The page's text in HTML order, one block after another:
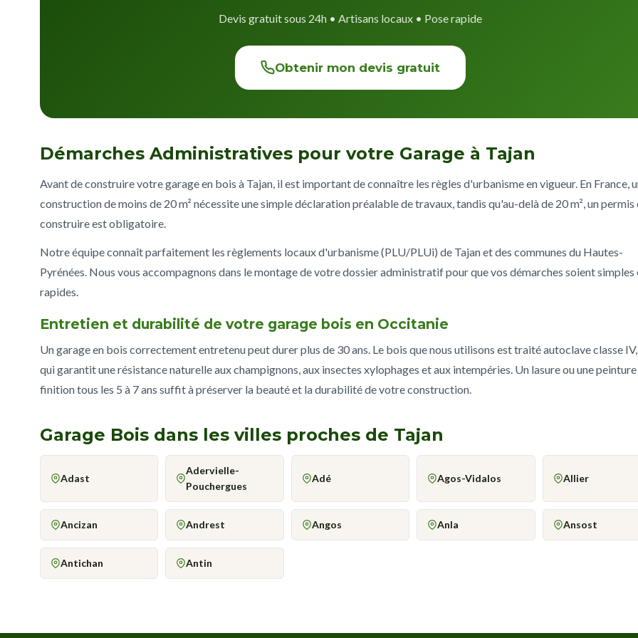
Devis gratuit sous 24h • Artisans locaux • Pose rapide
Obtenir mon devis gratuit
Démarches Administratives pour votre Garage à Tajan
Avant de construire votre garage en bois à Tajan, il est important de connaître les règles d'urbanisme en vigueur. En France,
construction de moins de 20 m² nécessite une simple déclaration préalable de travaux, tandis qu'au-delà de 20 m², un permis
construire est obligatoire.
Notre équipe connaît parfaitement les règlements locaux d'urbanisme (PLU/PLUi) de Tajan et des communes du Hautes-
Pyrénées. Nous vous accompagnons dans le montage de votre dossier administratif pour que vos démarches soient simples
rapides.
Entretien et durabilité de votre garage bois en Occitanie
Un garage en bois correctement entretenu peut durer plus de 30 ans. Le bois que nous utilisons est traité autoclave classe
qui garantit une résistance naturelle aux champignons, aux insectes xylophages et aux intempéries. Un lasure ou une
finition tous les 5 à 7 ans suffit à préserver la beauté et la durabilité de votre construction.
Garage Bois dans les villes proches de Tajan
Adast
Adervielle-
Pouchergues
Adé Agos-Vidalos Allier
Ancizan Andrest Angos Anla Ansost
Antichan Antin